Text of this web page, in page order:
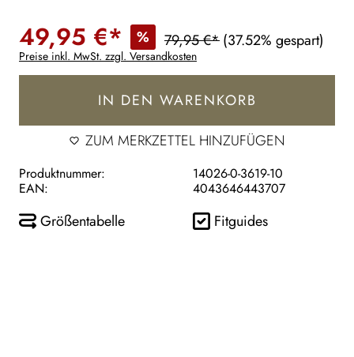
49,95 €* % 79,95 €*(37.52% gespart)
Preise inkl. MwSt. zzgl. Versandkosten
IN DEN WARENKORB
ZUM MERKZETTEL HINZUFÜGEN
Produktnummer:
14026-0-3619-10
EAN:
4043646443707
Größentabelle Fitguides